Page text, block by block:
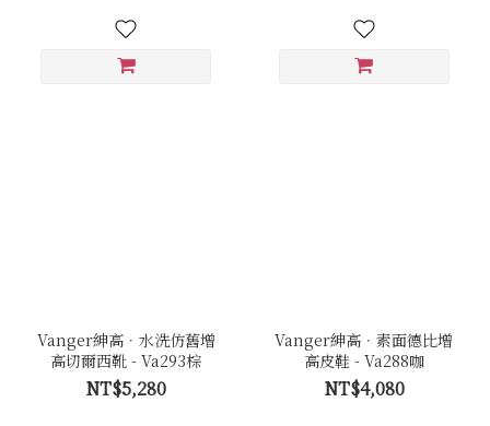
Vanger紳高．水洗仿舊增
高切爾西靴 - Va293棕
NT$5,280
Vanger紳高．素面德比增
高皮鞋 - Va288咖
NT$4,080